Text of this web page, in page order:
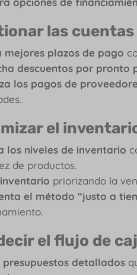
las
mejores plazos de pago
descuentos por pronto
los pagos de
el
los niveles de inventario
de productos.
priorizando la
el método “justo a
el flujo de
presupuestos detallados